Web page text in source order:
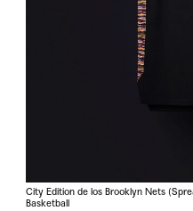
City Edition de los Brooklyn Nets
Basketball